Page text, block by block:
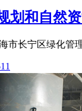
划和自然
市长宁区绿化